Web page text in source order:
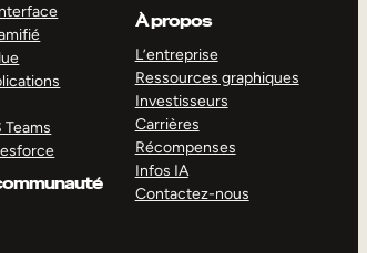
À propos
L’entreprise
Ressources graphiques
Investisseurs
Carrières
Récompenses
Infos IA
Contactez-nous